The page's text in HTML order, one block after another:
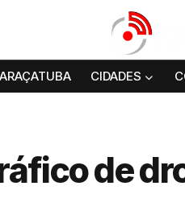
ARAÇATUBA CIDADES
de